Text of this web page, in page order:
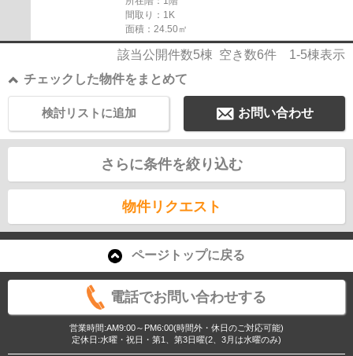
間取り：1K
面積：24.50㎡
該当公開件数5棟 空き数6件 1-5棟表示
チェックした物件をまとめて
お問い合わせ
検討リストに追加
さらに条件を絞り込む
物件リクエスト
ページトップに戻る
電話でお問い合わせする
営業時間:AM9:00～PM6:00(時間外・休日のご対応可能)
定休日:水曜・祝日・第1、第3日曜(2、3月は水曜のみ)